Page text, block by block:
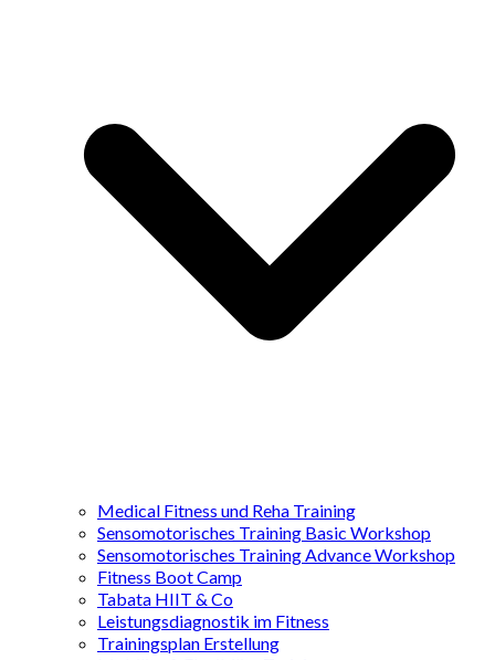
Medical Fitness und Reha Training
Sensomotorisches Training Basic Workshop
Sensomotorisches Training Advance Workshop
Fitness Boot Camp
Tabata HIIT & Co
Leistungsdiagnostik im Fitness
Trainingsplan Erstellung